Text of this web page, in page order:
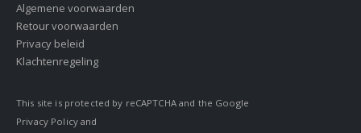
Algemene voorwaarden
Retour voorwaarden
Privacy beleid
Klachtenregeling
This site is protected by reCAPTCHA and the Google
Privacy Policyand